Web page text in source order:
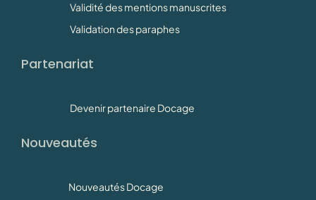
Validité des mentions manuscrites
Validation des paraphes
Partenariat
Devenir partenaire Docage
Nouveautés
Nouveautés Docage